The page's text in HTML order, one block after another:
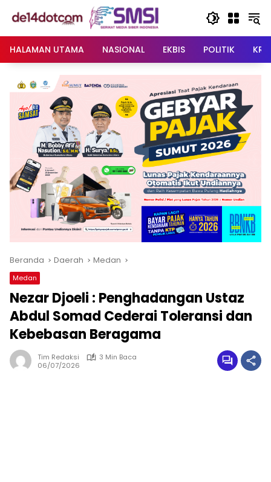
HALAMAN UTAMA
NASIONAL EKBIS POLITIK
Beranda Daerah Medan
Medan
Nezar Djoeli : Penghadangan Ustaz
Abdul Somad Cederai Toleransi dan
Kebebasan Beragama
Tim Redaksi
3 Min Baca
06/07/2026